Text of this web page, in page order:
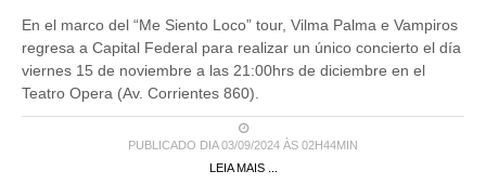
En el marco del “Me Siento Loco” tour, Vilma Palma e Vampiros
regresa a Capital Federal para realizar un único concierto el día
viernes 15 de noviembre a las 21:00hrs de diciembre en el
Teatro Opera (Av. Corrientes 860).
PUBLICADO DIA 03/09/2024 ÀS 02H44MIN
LEIA MAIS ...